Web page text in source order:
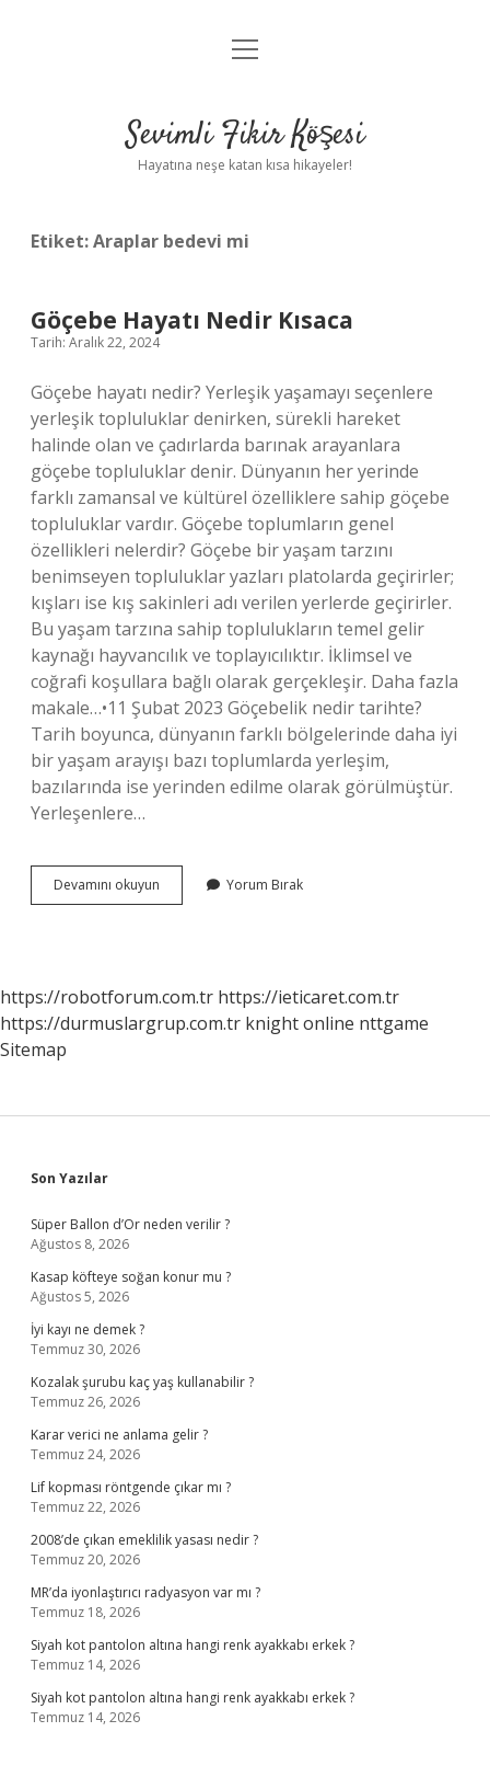
Anasayfa
Yasal Uyarı
menüyü
Sevimli Fikir Köşesi
Hayatına neşe katan kısa hikayeler!
Etiket:Araplar bedevi mi
Göçebe Hayatı Nedir Kısaca
Tarih: Aralık 22, 2024
Göçebe hayatı nedir? Yerleşik yaşamayı seçenlere
yerleşik topluluklar denirken, sürekli hareket
halinde olan ve çadırlarda barınak arayanlara
göçebe topluluklar denir. Dünyanın her yerinde
farklı zamansal ve kültürel özelliklere sahip göçebe
topluluklar vardır. Göçebe toplumların genel
özellikleri nelerdir? Göçebe bir yaşam tarzını
benimseyen topluluklar yazları platolarda geçirirler;
kışları ise kış sakinleri adı verilen yerlerde geçirirler.
Bu yaşam tarzına sahip toplulukların temel gelir
kaynağı hayvancılık ve toplayıcılıktır. İklimsel ve
coğrafi koşullara bağlı olarak gerçekleşir. Daha fazla
makale…•11 Şubat 2023 Göçebelik nedir tarihte?
Tarih boyunca, dünyanın farklı bölgelerinde daha iyi
bir yaşam arayışı bazı toplumlarda yerleşim,
bazılarında ise yerinden edilme olarak görülmüştür.
Yerleşenlere…
Devamını okuyun Göçebe
Hayatı
Yorum Bırak
https://robotforum.com.tr https://ieticaret.com.tr
https://durmuslargrup.com.tr knight online nttgame
Sitemap
Sidebar
Son Yazılar
Süper Ballon d’Or neden verilir ?
Ağustos 8, 2026
Kasap köfteye soğan konur mu ?
Ağustos 5, 2026
İyi kayı ne demek ?
Temmuz 30, 2026
Kozalak şurubu kaç yaş kullanabilir ?
Temmuz 26, 2026
Karar verici ne anlama gelir ?
Temmuz 24, 2026
Lif kopması röntgende çıkar mı ?
Temmuz 22, 2026
2008’de çıkan emeklilik yasası nedir ?
Temmuz 20, 2026
MR’da iyonlaştırıcı radyasyon var mı ?
Temmuz 18, 2026
Siyah kot pantolon altına hangi renk ayakkabı erkek ?
Temmuz 14, 2026
Siyah kot pantolon altına hangi renk ayakkabı erkek ?
Temmuz 14, 2026